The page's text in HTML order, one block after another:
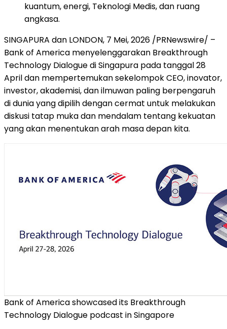
kuantum, energi, Teknologi Medis, dan ruang
angkasa.
SINGAPURA dan LONDON, 7 Mei, 2026 /PRNewswire/ –
Bank of America menyelenggarakan Breakthrough
Technology Dialogue di Singapura pada tanggal 28
April dan mempertemukan sekelompok CEO, inovator,
investor, akademisi, dan ilmuwan paling berpengaruh
di dunia yang dipilih dengan cermat untuk melakukan
diskusi tatap muka dan mendalam tentang kekuatan
yang akan menentukan arah masa depan kita.
Bank of America showcased its Breakthrough
Technology Dialogue podcast in Singapore